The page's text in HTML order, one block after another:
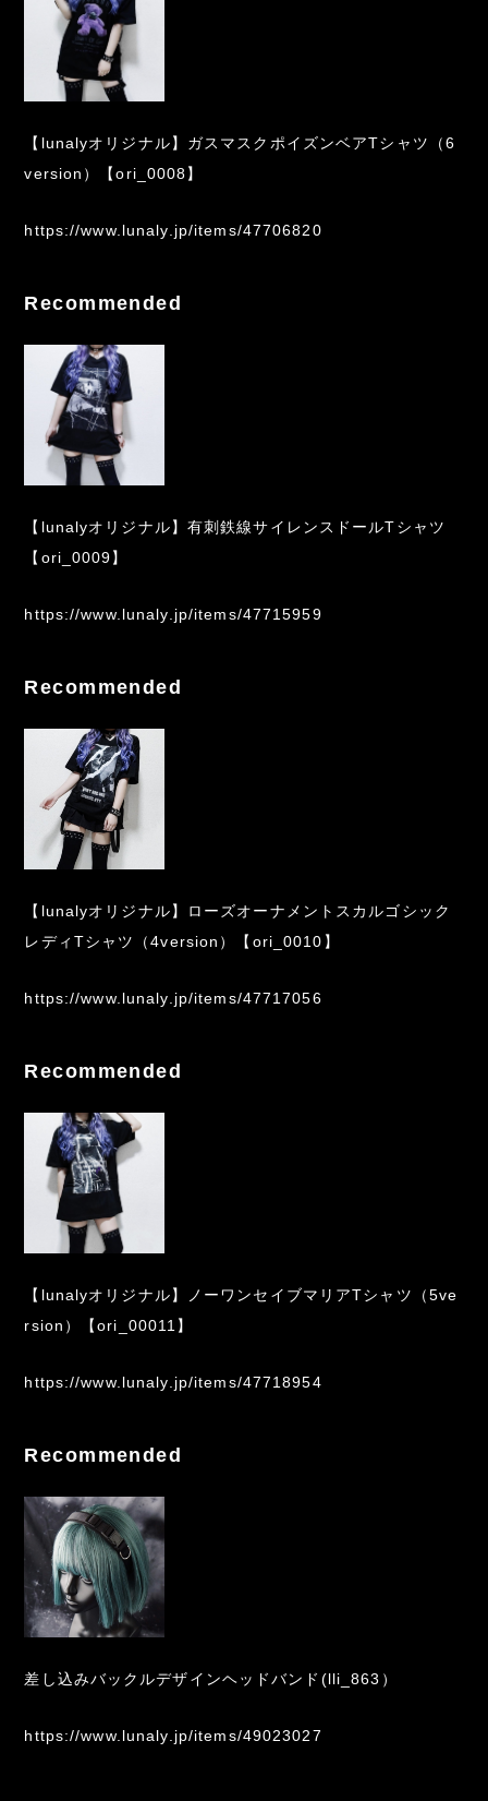
【lunalyオリジナル】ガスマスクポイズンベアTシャツ（6
version）【ori_0008】
https://www.lunaly.jp/items/47706820
Recommended
【lunalyオリジナル】有刺鉄線サイレンスドールTシャツ
【ori_0009】
https://www.lunaly.jp/items/47715959
Recommended
【lunalyオリジナル】ローズオーナメントスカルゴシック
レディTシャツ（4version）【ori_0010】
https://www.lunaly.jp/items/47717056
Recommended
【lunalyオリジナル】ノーワンセイブマリアTシャツ（5ve
rsion）【ori_00011】
https://www.lunaly.jp/items/47718954
Recommended
差し込みバックルデザインヘッドバンド(lli_863）
https://www.lunaly.jp/items/49023027